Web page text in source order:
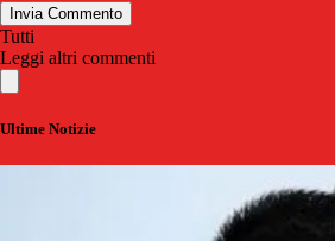
Invia Commento
Tutti
Leggi altri commenti
Ultime Notizie